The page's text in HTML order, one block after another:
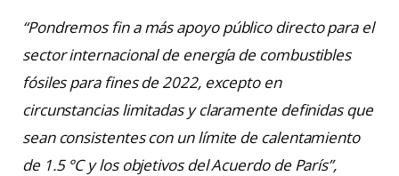
“Pondremos fin a más apoyo público directo para el
sector internacional de energía de combustibles
fósiles para fines de 2022, excepto en
circunstancias limitadas y claramente definidas que
sean consistentes con un límite de calentamiento
de 1.5 °C y los objetivos del Acuerdo de París”,